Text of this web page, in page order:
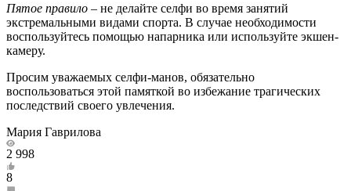
Пятое правило – не делайте селфи во время занятий
экстремальными видами спорта. В случае необходимости
воспользуйтесь помощью напарника или используйте экшен-
камеру.
Просим уважаемых селфи-манов, обязательно
воспользоваться этой памяткой во избежание трагических
последствий своего увлечения.
Мария Гаврилова
2 998
8